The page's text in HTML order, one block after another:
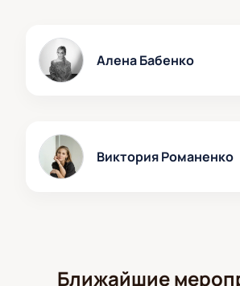
Актёрский состав:
Плаксина, Виктория Романенко,
Илья Лыков, Дарья Белоусова, Иван
Тульчинский, Рашид Незаметдинов,
Павлов, Владислав Ница, Глеб
Грудинов, Кирилл Мажаров, Григор
Алена Бабенко
Виктория Романенко
Ближайшие